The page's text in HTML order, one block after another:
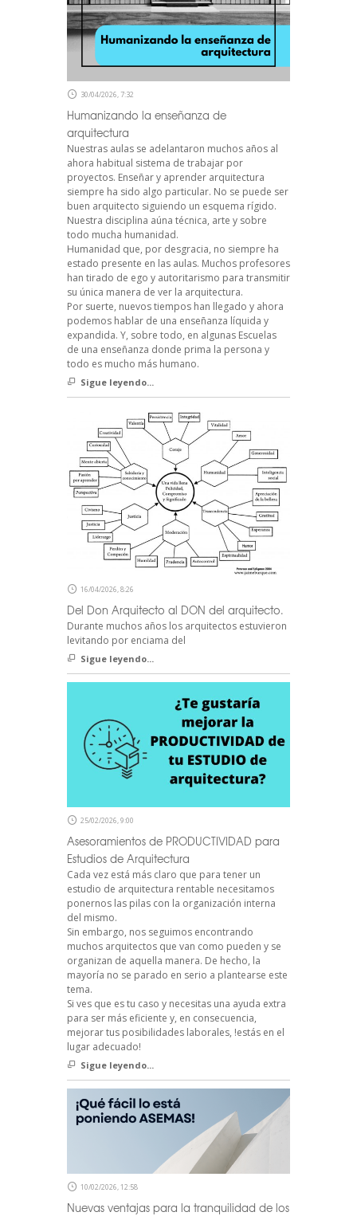
30/04/2026, 7:32
Humanizando la enseñanza de
arquitectura
Nuestras aulas se adelantaron muchos años al
ahora habitual sistema de trabajar por
proyectos. Enseñar y aprender arquitectura
siempre ha sido algo particular. No se puede ser
buen arquitecto siguiendo un esquema rígido.
Nuestra disciplina aúna técnica, arte y sobre
todo mucha humanidad.
Humanidad que, por desgracia, no siempre ha
estado presente en las aulas. Muchos profesores
han tirado de ego y autoritarismo para transmitir
su única manera de ver la arquitectura.
Por suerte, nuevos tiempos han llegado y ahora
podemos hablar de una enseñanza líquida y
expandida. Y, sobre todo, en algunas Escuelas
de una enseñanza donde prima la persona y
todo es mucho más humano.
Sigue leyendo...
16/04/2026, 8:26
Del Don Arquitecto al DON del arquitecto.
Durante muchos años los arquitectos estuvieron
levitando por enciama del
Sigue leyendo...
25/02/2026, 9:00
Asesoramientos de PRODUCTIVIDAD para
Estudios de Arquitectura
Cada vez está más claro que para tener un
estudio de arquitectura rentable necesitamos
ponernos las pilas con la organización interna
del mismo.
Sin embargo, nos seguimos encontrando
muchos arquitectos que van como pueden y se
organizan de aquella manera. De hecho, la
mayoría no se parado en serio a plantearse este
tema.
Si ves que es tu caso y necesitas una ayuda extra
para ser más eficiente y, en consecuencia,
mejorar tus posibilidades laborales, !estás en el
lugar adecuado!
Sigue leyendo...
10/02/2026, 12:58
Nuevas ventajas para la tranquilidad de los